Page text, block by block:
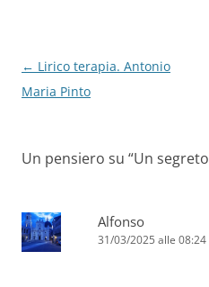
Navigazione
articolo
← Lirico terapia. Antonio
Maria Pinto
Un pensiero su “Un segreto
Alfonso
31/03/2025 alle 08:24